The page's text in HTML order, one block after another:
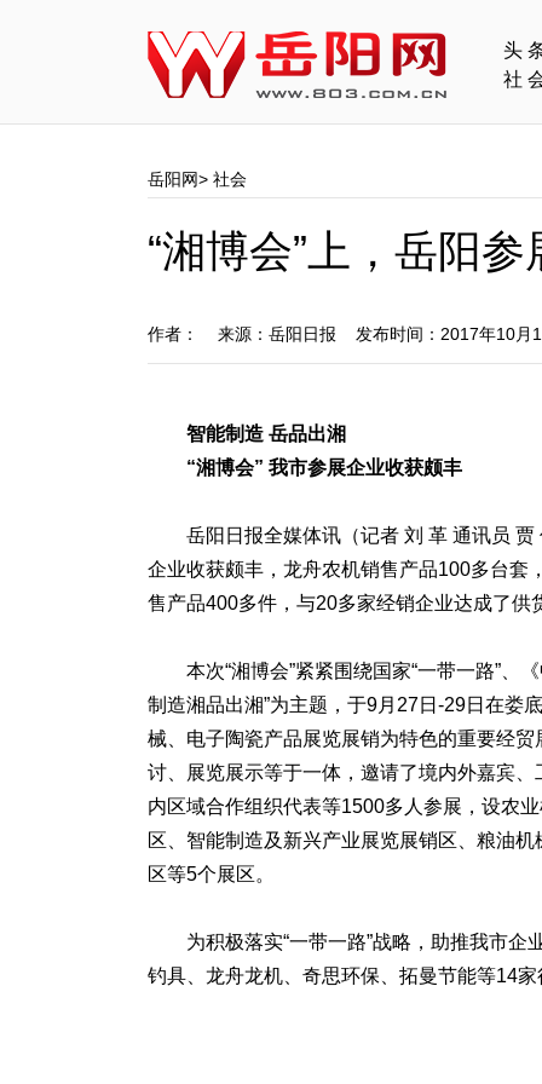
头
社
岳阳网> 社会
“湘博会”上，岳阳
作者： 来源：岳阳日报 发布时间：2017年10月
智能制造 岳品出湘
“湘博会” 我市参展企业收获颇丰
岳阳日报全媒体讯（记者 刘 革 通讯员
企业收获颇丰，龙舟农机销售产品100多台套
售产品400多件，与20多家经销企业达成了供
本次“湘博会”紧紧围绕国家“一带一路”、
制造湘品出湘”为主题，于9月27日-29日在娄
械、电子陶瓷产品展览展销为特色的重要经
讨、展览展示等于一体，邀请了境内外嘉宾
内区域合作组织代表等1500多人参展，设农
区、智能制造及新兴产业展览展销区、粮油
区等5个展区。
为积极落实“一带一路”战略，助推我市
钓具、龙舟龙机、奇思环保、拓曼节能等14